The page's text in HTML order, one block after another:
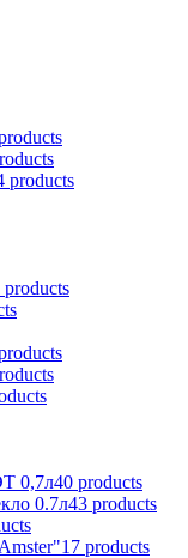
products
products
0,7л40 products
0.7л43 products
17 products